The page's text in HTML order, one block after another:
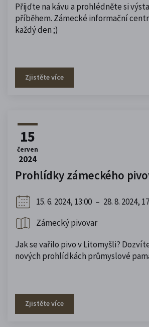
Přijďte na kávu a prohlédněte si
příběhem. Zámecké informační
každý den ;)
Zjistěte více
15
červen
2024
Prohlídky zámeckého
15. 6. 2024, 13:00 – 28. 8. 2024,
Zámecký pivovar
Jak se vařilo pivo v Litomyšli?
nových prohlídkách průmyslové
Zjistěte více